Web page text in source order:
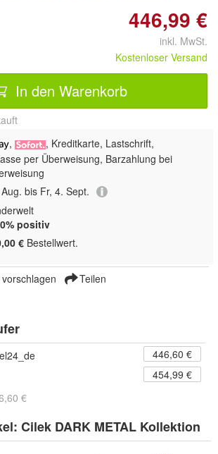
446,99 €
inkl. MwSt.
Kostenloser Versand
In den Warenkorb
,
, Kreditkarte, Lastschrift,
per Überweisung, Barzahlung bei
bis Fr, 4. Sept.
positiv
€ Bestellwert.
Teilen
446,60 €
454,99 €
€
Cilek DARK METAL Kollektion